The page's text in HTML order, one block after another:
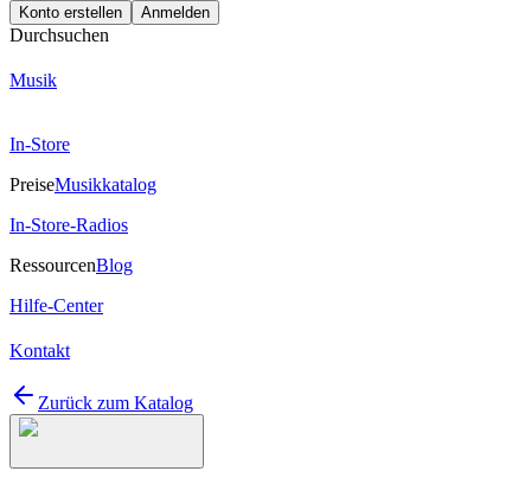
Konto erstellen Anmelden
Durchsuchen
Musik
In-Store
PreiseMusikkatalog
In-Store-Radios
RessourcenBlog
Hilfe-Center
Kontakt
Zurück zum Katalog